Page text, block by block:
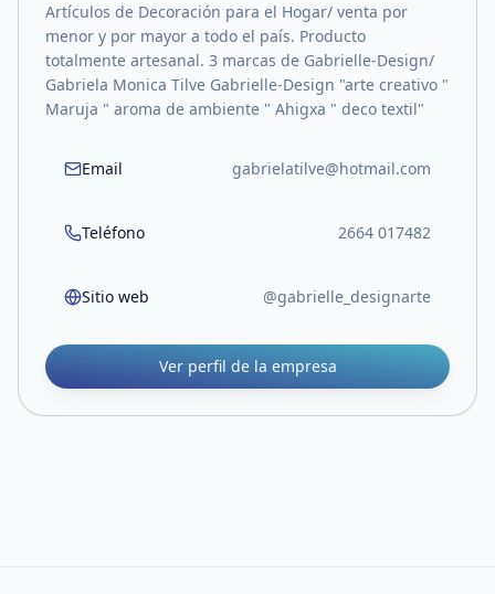
Artículos de Decoración para el Hogar/ venta por
menor y por mayor a todo el país. Producto
totalmente artesanal. 3 marcas de Gabrielle-Design/
Gabriela Monica Tilve Gabrielle-Design "arte creativo "
Maruja " aroma de ambiente " Ahigxa " deco textil"
Email gabrielatilve@hotmail.com
Teléfono 2664 017482
Sitio web @gabrielle_designarte
Ver perfil de la empresa